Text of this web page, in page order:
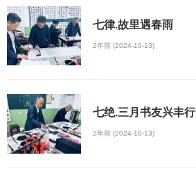
七律.故里遇春雨
2年前 (2024-10-13)
七绝.三月书友兴丰行
2年前 (2024-10-13)